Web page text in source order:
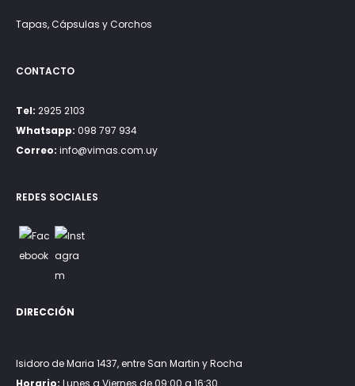
Tapas, Cápsulas y Corchos
CONTACTO
Tel: 2925 2103
Whatsapp: 098 797 934
Correo: info@vimas.com.uy
REDES SOCIALES
DIRECCIÓN
Isidoro de Maria 1437, entre San Martin y Rocha
Horario: Lunes a Viernes de 09:00 a 16:30